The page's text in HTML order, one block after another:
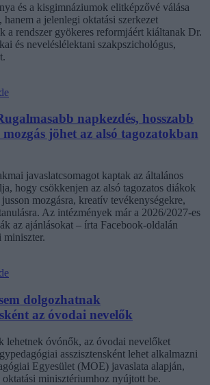
és a kisgimnáziumok elitképzővé válása
hanem a jelenlegi oktatási szerkezet
a rendszer gyökeres reformjáért kiáltanak Dr.
és neveléslélektani szakpszichológus,
napkezdés, hosszabb
mozgás jöhet az alsó tagozatokban
javaslatcsomagot kaptak az általános
hogy csökkenjen az alsó tagozatos diákok
mozgásra, kreatív tevékenységekre,
Az intézmények már a 2026/2027-es
az ajánlásokat – írta Facebook-oldalán
miniszter.
dolgozhatnak
az óvodai nevelők
lehetnek óvónők, az óvodai nevelőket
asszisztensként lehet alkalmazni
Egyesület (MOE) javaslata alapján,
oktatási minisztériumhoz nyújtott be.